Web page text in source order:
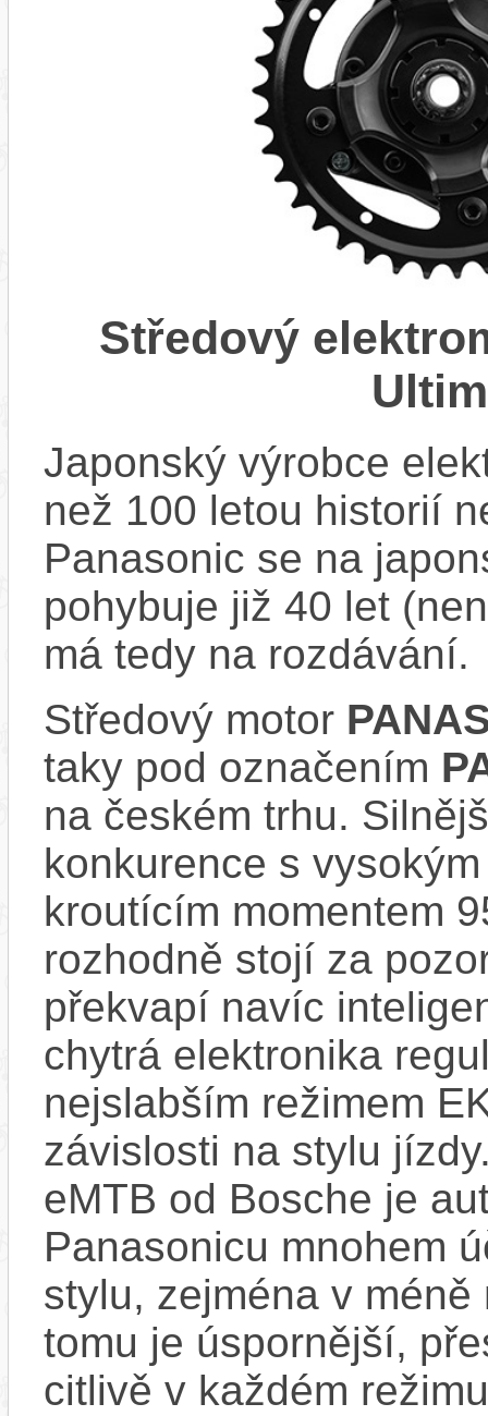
Středový
Japonský výrobce
než 100 letou historií
Panasonic se na
pohybuje již 40 let
má tedy na rozdávání.
Středový motor
taky pod označením
na českém trhu.
konkurence s
kroutícím momentem
rozhodně stojí za
překvapí navíc
chytrá elektronika
nejslabším režimem
závislosti na stylu
eMTB od Bosche je
Panasonicu mnohem
stylu, zejména v
tomu je úspornější,
citlivě v každém